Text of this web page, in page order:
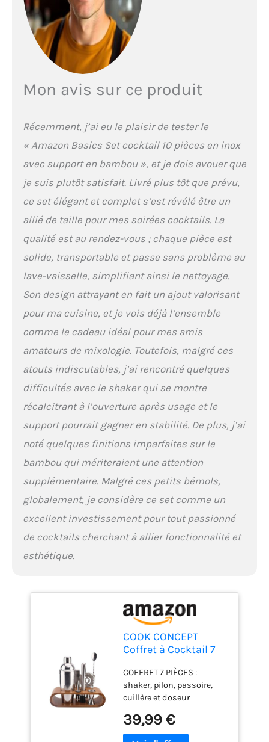
les amateurs de cocktails.
Parfait à offrir pour toutes
les occasions MOMENTS
CONVIVIAUX : idéal pour
apéritifs réussis
Mon avis sur ce produit
Récemment, j’ai eu le plaisir de tester le
« Amazon Basics Set cocktail 10 pièces en inox
avec support en bambou », et je dois avouer que
je suis plutôt satisfait. Livré plus tôt que prévu,
ce set élégant et complet s’est révélé être un
allié de taille pour mes soirées cocktails. La
qualité est au rendez-vous ; chaque pièce est
solide, transportable et passe sans problème au
lave-vaisselle, simplifiant ainsi le nettoyage.
Son design attrayant en fait un ajout valorisant
pour ma cuisine, et je vois déjà l’ensemble
comme le cadeau idéal pour mes amis
amateurs de mixologie. Toutefois, malgré ces
atouts indiscutables, j’ai rencontré quelques
difficultés avec le shaker qui se montre
récalcitrant à l’ouverture après usage et le
support pourrait gagner en stabilité. De plus, j’ai
noté quelques finitions imparfaites sur le
bambou qui mériteraient une attention
supplémentaire. Malgré ces petits bémols,
globalement, je considère ce set comme un
excellent investissement pour tout passionné
de cocktails cherchant à allier fonctionnalité et
esthétique.
COOK CONCEPT
Coffret à Cocktail 7
Bambou Argent
COFFRET 7 PIÈCES :
shaker, pilon, passoire,
cuillère et doseur
mixologie. Devenez
barman chez vous INOX
39,99 €